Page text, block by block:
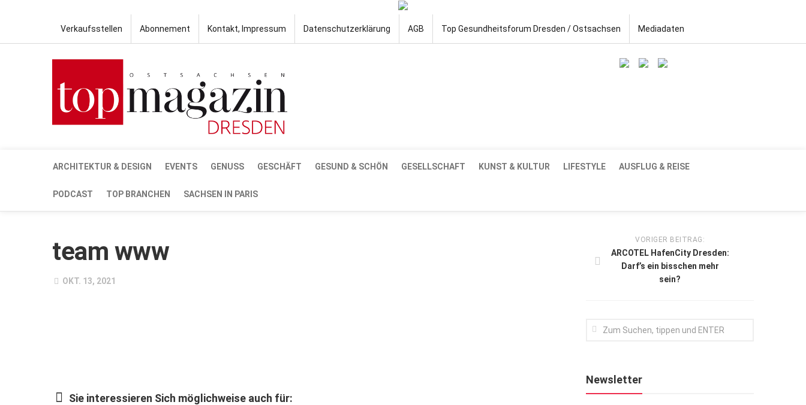
Verkaufsstellen Abonnement Kontakt, Impressum Datenschutzerklärung AGB Top Gesundheitsforum Dresden / Ostsachsen Mediadaten
ARCHITEKTUR & DESIGN EVENTS GENUSS GESCHÄFT GESUND & SCHÖN GESELLSCHAFT KUNST & KULTUR LIFESTYLE AUSFLUG & REISE
PODCAST TOP BRANCHEN SACHSEN IN PARIS
team www
OKT. 13, 2021
Sie interessieren Sich möglichweise auch für:
VORIGER BEITRAG:
ARCOTEL HafenCity Dresden:
Darf’s ein bisschen mehr
sein?
Newsletter